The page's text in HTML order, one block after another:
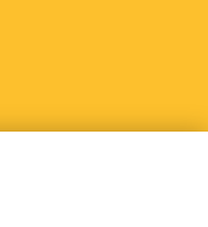
di Legacoop